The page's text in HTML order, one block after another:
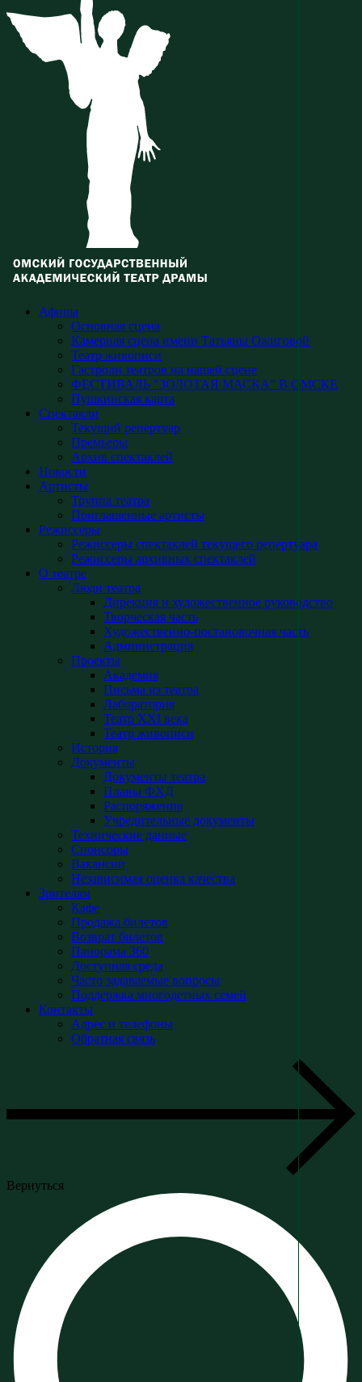
Афиша
Основная сцена
Камерная сцена имени Татьяны Ожиговой
Театр живописи
Гастроли театров на нашей сцене
ФЕСТИВАЛЬ "ЗОЛОТАЯ МАСКА" В ОМСКЕ
Пушкинская карта
Спектакли
Текущий репертуар
Премьеры
Архив спектаклей
Новости
Артисты
Труппа театра
Приглашенные артисты
Режиссеры
Режиссеры спектаклей текущего репертуара
Режиссеры архивных спектаклей
О театре
Люди театра
Дирекция и художественное руководство
Творческая часть
Художественно-постановочная часть
Администрация
Проекты
Академия
Письма из театра
Лаборатория
Театр XXI века
Театр живописи
История
Документы
Документы театра
Планы ФХД
Распоряжения
Учредительные документы
Технические данные
Спонсоры
Вакансии
Независимая оценка качества
Зрителям
Кафе
Продажа билетов
Возврат билетов
Панорама 360
Доступная среда
Часто задаваемые вопросы
Поддержка многодетных семей
Контакты
Адрес и телефоны
Обратная связь
Вернуться